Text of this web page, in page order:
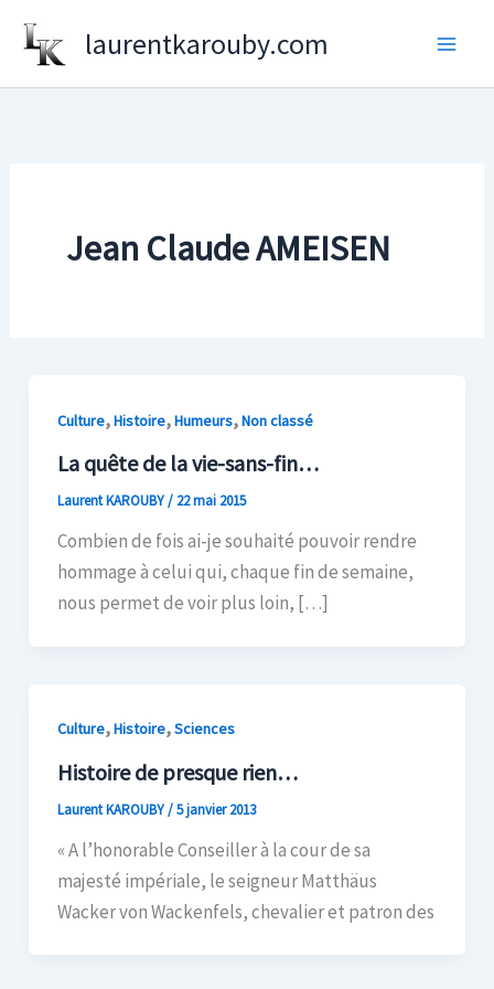
laurentkarouby.com
Jean Claude AMEISEN
Culture,Histoire,Humeurs,Non classé
La quête de la vie-sans-fin…
Laurent KAROUBY/ 22 mai 2015
Combien de fois ai-je souhaité pouvoir rendre
hommage à celui qui, chaque fin de semaine,
nous permet de voir plus loin, […]
Culture,Histoire,Sciences
Histoire de presque rien…
Laurent KAROUBY/5 janvier 2013
« A l’honorable Conseiller à la cour de sa
majesté impériale, le seigneur Matthäus
Wacker von Wackenfels, chevalier et patron des